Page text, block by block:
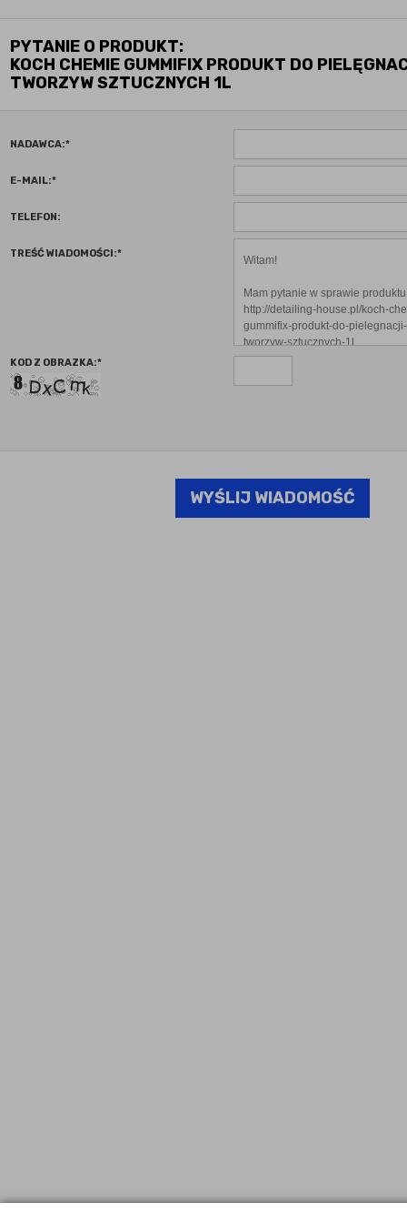
PYTANIE O PRODUKT:
KOCH CHEMIE GUMMIFIX PRODUKT DO
TWORZYW SZTUCZNYCH 1L
NADAWCA:*
E-MAIL:*
TELEFON:
TREŚĆ WIADOMOŚCI:*
KOD Z OBRAZKA:*
WYŚLIJ WIADOMOŚĆ